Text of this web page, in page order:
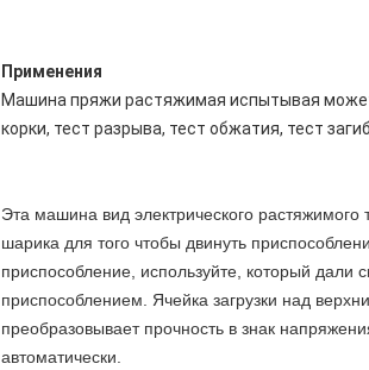
Применения
Машина пряжи растяжимая испытывая
корки, тест разрыва, тест обжатия, тест
Эта машина вид электрического растяжимого
шарика для того чтобы двинуть
приспособление, используйте, который дали
приспособлением. Ячейка загрузки над
преобразовывает прочность в знак
автоматически.